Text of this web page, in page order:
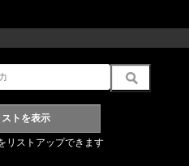
リストアップできます